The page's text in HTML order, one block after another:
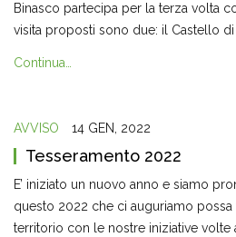
Binasco partecipa per la terza volta
visita proposti sono due: il Castello di
Continua…
AVVISO 14 GEN, 2022
Tesseramento 2022
E’ iniziato un nuovo anno e siamo
questo 2022 che ci auguriamo
territorio con le nostre iniziative volte